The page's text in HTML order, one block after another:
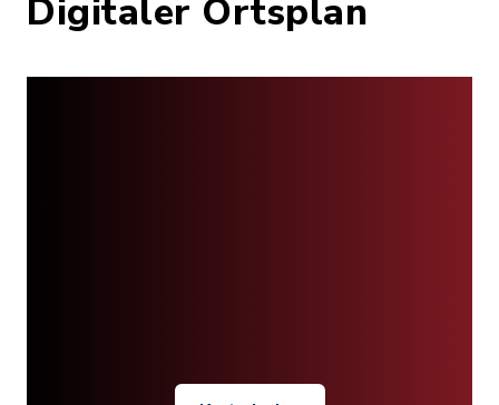
Digitaler Ortsplan